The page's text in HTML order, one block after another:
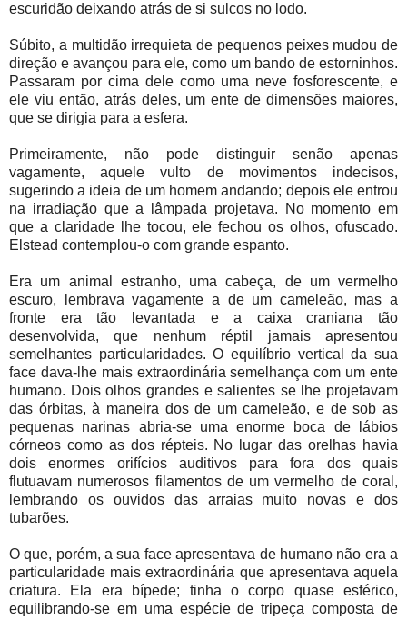
escuridão deixando atrás de si sulcos no lodo.
Súbito, a multidão irrequieta de pequenos peixes mudou de
direção e avançou para ele, como um bando de estorninhos.
Passaram por cima dele como uma neve fosforescente, e
ele viu então, atrás deles, um ente de dimensões maiores,
que se dirigia para a esfera.
Primeiramente, não pode distinguir senão apenas
vagamente, aquele vulto de movimentos indecisos,
sugerindo a ideia de um homem andando; depois ele entrou
na irradiação que a lâmpada projetava. No momento em
que a claridade lhe tocou, ele fechou os olhos, ofuscado.
Elstead contemplou-o com grande espanto.
Era um animal estranho, uma cabeça, de um vermelho
escuro, lembrava vagamente a de um cameleão, mas a
fronte era tão levantada e a caixa craniana tão
desenvolvida, que nenhum réptil jamais apresentou
semelhantes particularidades. O equilíbrio vertical da sua
face dava-lhe mais extraordinária semelhança com um ente
humano. Dois olhos grandes e salientes se lhe projetavam
das órbitas, à maneira dos de um cameleão, e de sob as
pequenas narinas abria-se uma enorme boca de lábios
córneos como as dos répteis. No lugar das orelhas havia
dois enormes orifícios auditivos para fora dos quais
flutuavam numerosos filamentos de um vermelho de coral,
lembrando os ouvidos das arraias muito novas e dos
tubarões.
O que, porém, a sua face apresentava de humano não era a
particularidade mais extraordinária que apresentava aquela
criatura. Ela era bípede; tinha o corpo quase esférico,
equilibrando-se em uma espécie de tripeça composta de